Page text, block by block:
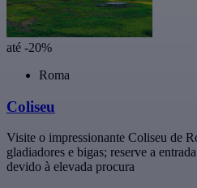
até -20%
Roma
Coliseu
Visite o impressionante Coliseu de
gladiadores e bigas; reserve a
devido à elevada procura